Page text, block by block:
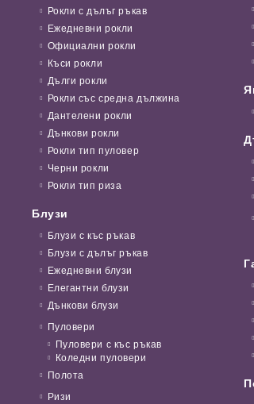
Рокли с дълъг ръкав
Ежедневни рокли
Официални рокли
Къси рокли
Дълги рокли
Рокли със средна дължина
Дантелени рокли
Дънкови рокли
Рокли тип пуловер
Черни рокли
Рокли тип риза
Блузи
Блузи с къс ръкав
Блузи с дълъг ръкав
Ежедневни блузи
Елегантни блузи
Дънкови блузи
Пуловери
Пуловери с къс ръкав
Коледни пуловери
Полота
Ризи